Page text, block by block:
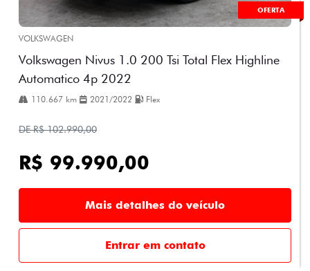
OFERTA
VOLKSWAGEN
Volkswagen Nivus 1.0 200 Tsi Total Flex Highline
Automatico 4p 2022
110.667 km 2021/2022 Flex
DE R$ 102.990,00
R$ 99.990,00
Mais detalhes do veículo
Entrar em contato